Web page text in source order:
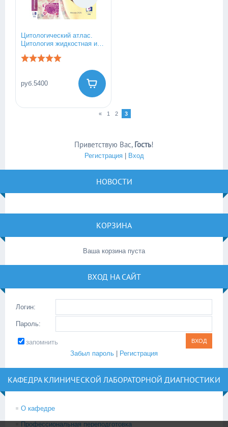
Цитологический атлас.
Цитология жидкостная и
заболеваниях шейки
руб.5400
« 1 2 3
Приветствую Вас, Гость!
Регистрация| Вход
НОВОСТИ
КОРЗИНА
Ваша корзина пуста
ВХОД НА САЙТ
Логин:
Пароль:
запомнить
Забыл пароль
Регистрация
КАФЕДРА КЛИНИЧЕСКОЙ ЛАБОРАТОРНОЙ ДИАГНОСТИКИ
О кафедре
Профессиональная переподготовка